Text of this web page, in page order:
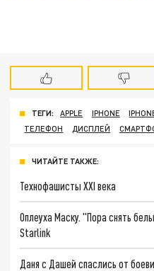
ТЕГИ: APPLE IPHONE
ТЕЛЕФОН
ДИСПЛЕЙ
ЧИТАЙТЕ ТАКЖЕ:
Технофашисты XXI века
Оплеуха Маску. "Пора снять
Starlink
Даня с Дашей спаслись от